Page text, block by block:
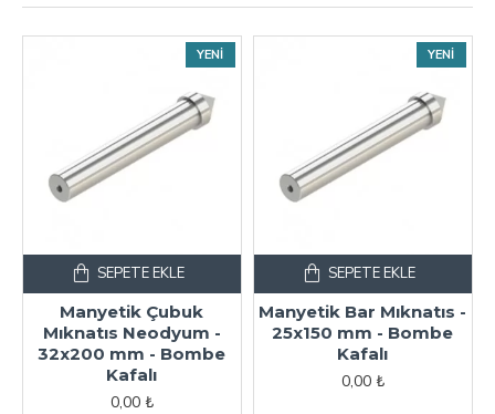
YENI
Manyetik Çubuk
Mıknatıs Neodyum -
32x200 mm - Bombe
Kafalı
0,00 ₺
SEPETE EKLE
YENI
Manyetik Bar Mıknatıs -
25x150 mm - Bombe
Kafalı
0,00 ₺
SEPETE EKLE